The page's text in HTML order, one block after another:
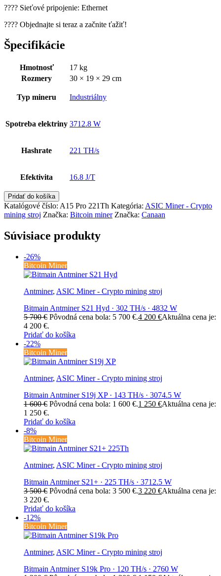
???? Sieťové pripojenie: Ethernet
???? Objednajte si teraz a začnite ťažiť!
Špecifikácie
Hmotnosť
17 kg
Rozmery
30 × 19 × 29 cm
Typ mineru Industriálny
Spotreba elektriny 3712.8 W
Hashrate 221 TH/s
Efektivita 16.8 J/T
Pridať do košíka
Katalógové číslo: A15 Pro 221Th Kategória: ASIC Miner - Crypto
mining stroj Značka: Bitcoin miner Značka: Canaan
Súvisiace produkty
-26%
Bitcoin Miner
Antminer, ASIC Miner - Crypto mining stroj
Bitmain Antminer S21 Hyd · 302 TH/s · 4832 W
5 700€ Pôvodná cena bola: 5 700 €.4 200 €Aktuálna cena je:
4 200 €.
Pridať do košíka
-22%
Bitcoin Miner
Antminer, ASIC Miner - Crypto mining stroj
Bitmain Antminer S19j XP · 143 TH/s · 3074.5 W
1 600€ Pôvodná cena bola: 1 600 €.1 250 €Aktuálna cena je:
1 250 €.
Pridať do košíka
-8%
Bitcoin Miner
Antminer, ASIC Miner - Crypto mining stroj
Bitmain Antminer S21+ · 225 TH/s · 3712.5 W
3 500€ Pôvodná cena bola: 3 500 €.3 220 €Aktuálna cena je:
3 220 €.
Pridať do košíka
-12%
Bitcoin Miner
Antminer, ASIC Miner - Crypto mining stroj
Bitmain Antminer S19k Pro · 120 TH/s · 2760 W